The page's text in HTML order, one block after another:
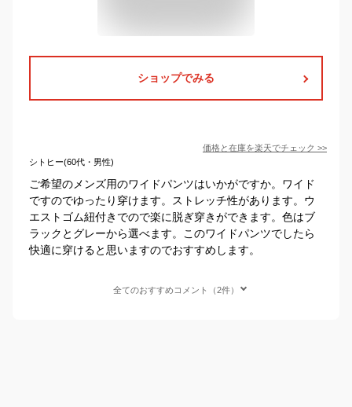
ショップでみる
価格と在庫を楽天でチェック >>
シトヒー(60代・男性)
ご希望のメンズ用のワイドパンツはいかがですか。ワイド
ですのでゆったり穿けます。ストレッチ性があります。ウ
エストゴム紐付きでので楽に脱ぎ穿きができます。色はブ
ラックとグレーから選べます。このワイドパンツでしたら
快適に穿けると思いますのでおすすめします。
全てのおすすめコメント（2件）